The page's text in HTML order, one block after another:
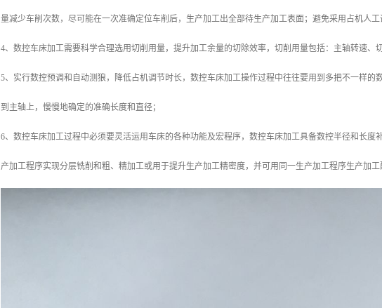
量减少车削次数，尽可能在一次准确定位车削后，生产加工出全部待生产加工表面；避免采用占机人
4、数控车床加工需要科学合理选用切削用量，提升加工余量的切除效率，切削用量包括：主轴转速、
5、实行数控预调和自动测狼，降低占机调节时长，数控车床加工操作过程中往往要用到多把不一样
到主轴上，慢慢地确定的准确长度和直径；
6、数控车床加工过程中必须要灵活运用车床的各种功能及宏程序，数控车床加工具备数控半径和长
产加工程序实现分层铣削和粗、精加工或用于提升生产加工精密度，并可用同一生产加工程序生产加工